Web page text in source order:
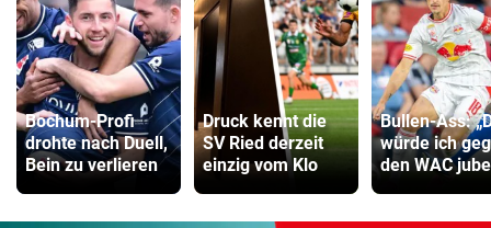
Bochum-Profi
drohte nach Duell,
Bein zu verlieren
Druck kennt die
SV Ried derzeit
einzig vom Klo
Bullen-Ass:
würde ich
den WAC